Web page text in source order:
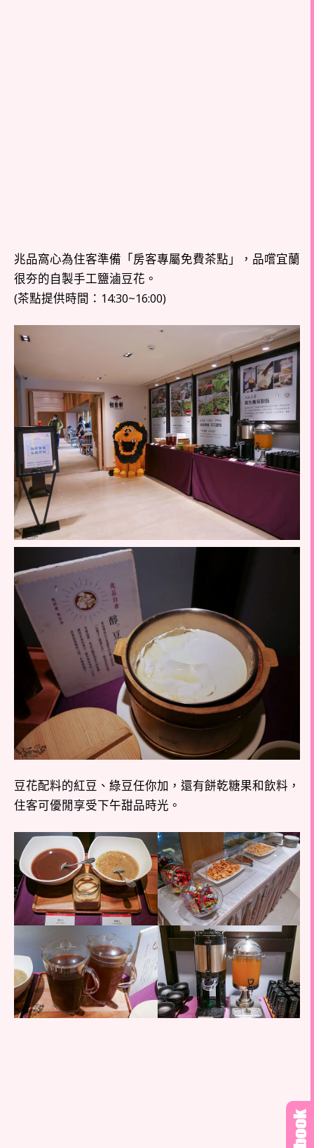
兆品窩心為住客準備「房客專屬免費茶點」，品嚐宜蘭
很夯的自製手工鹽滷豆花。
(茶點提供時間：14:30~16:00)
豆花配料的紅豆、綠豆任你加，還有餅乾糖果和飲料，
住客可優閒享受下午甜品時光。